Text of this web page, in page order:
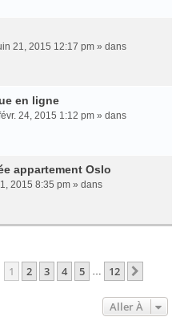
21, 2015 12:17 pm » dans
en ligne
24, 2015 1:12 pm » dans
appartement Oslo
2015 8:35 pm » dans
Page 1Sur
1 2 3 4 5 … 12
Aller À